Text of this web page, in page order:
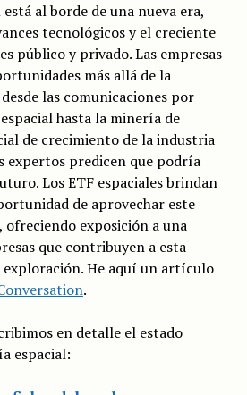
al borde de una nueva era,
tecnológicos y el creciente
público y privado. Las empresas
más allá de la
las comunicaciones por
hasta la minería de
de crecimiento de la industria
expertos predicen que podría
Los ETF espaciales brindan
de aprovechar este
ofreciendo exposición a una
que contribuyen a esta
He aquí un artículo
.
en detalle el estado
espacial: